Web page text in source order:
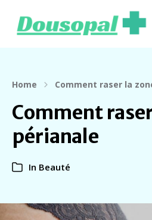
Home Comment raser la
Comment
périanale
In Beauté